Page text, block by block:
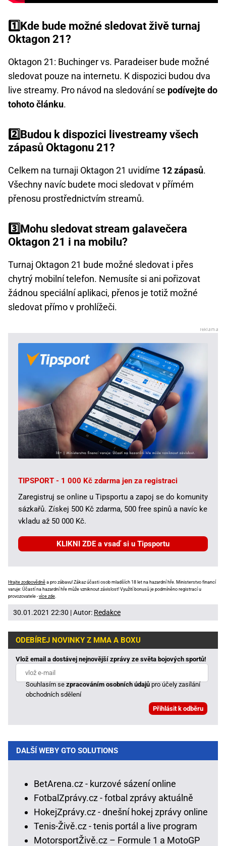
1️⃣Kde bude možné sledovat živě turnaj
Oktagon 21?
Oktagon 21: Buchinger vs. Paradeiser bude možné
sledovat pouze na internetu. K dispozici budou dva
live streamy. Pro návod na sledování se podívejte do
tohoto článku.
2️⃣Budou k dispozici livestreamy všech
zápasů Oktagonu 21?
Celkem na turnaji Oktagon 21 uvidíme 12 zápasů.
Všechny navíc budete moci sledovat v přímém
přenosu prostřednictvím streamů.
3️⃣Mohu sledovat stream galavečera
Oktagon 21 i na mobilu?
Turnaj Oktagon 21 bude možné sledovat i přes
chytrý mobilní telefon. Nemusíte si ani pořizovat
žádnou speciální aplikaci, přenos je totiž možné
sledovat přímo v prohlížeči.
TIPSPORT - 1 000 Kč zdarma jen za registraci
Zaregistruj se online u Tipsportu a zapoj se do komunity
sázkařů. Získej 500 Kč zdarma, 500 free spinů a navíc ke
vkladu až 50 000 Kč.
KLIKNI ZDE a vsaď si u Tipsportu
Hrajte zodpovědně a pro zábavu! Zákaz účasti osob mladších 18 let na hazardní hře. Ministerstvo financí
varuje: Účastí na hazardní hře může vzniknout závislost! Využití bonusů je podmíněno registrací u
provozovatele -více zde
30.01.2021 22:30 | Autor: Redakce
ODEBÍREJ NOVINKY Z MMA A BOXU
Vlož email a dostávej nejnovější zprávy ze světa bojových sportů!
Souhlasím sezpracováním osobních údajůpro účely zasílání
obchodních sdělení
DALŠÍ WEBY GTO SOLUTIONS
BetArena.cz - kurzové sázení online
FotbalZprávy.cz - fotbal zprávy aktuálně
HokejZprávy.cz - dnešní hokej zprávy online
Tenis-Živě.cz - tenis portál a live program
MotorsportŽivě.cz – Formule 1 a MotoGP